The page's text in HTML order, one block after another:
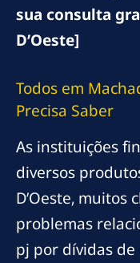
sua consulta
D’Oeste]
Todos em
Precisa Saber
As instituições
diversos
D’Oeste, muitos
problemas
pj por dívidas de